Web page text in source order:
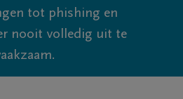
tot phishing en
nooit volledig uit te